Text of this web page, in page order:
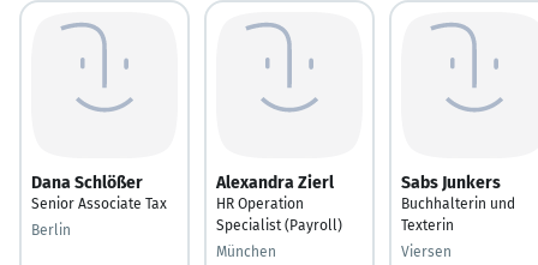
Dana Schlößer
Senior Associate Tax
Berlin
Alexandra Zierl
HR Operation
Specialist (Payroll)
München
Sabs Junkers
Buchhalterin und
Texterin
Viersen